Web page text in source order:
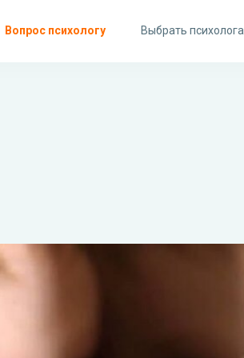
Вопрос психологу Выбрать психолога